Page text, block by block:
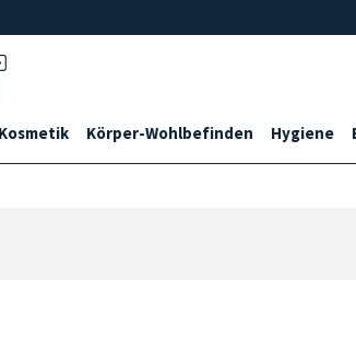
Kosmetik Körper-Wohlbefinden Hygiene